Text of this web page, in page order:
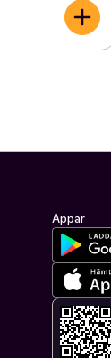
Appar